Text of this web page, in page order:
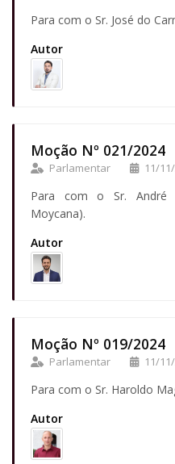
Para com o Sr. José do
Autor
Moção Nº 021/2024
Parlamentar 11/
Para com o Sr. André
Moycana).
Autor
Moção Nº 019/2024
Parlamentar 11/
Para com o Sr. Haroldo
Autor